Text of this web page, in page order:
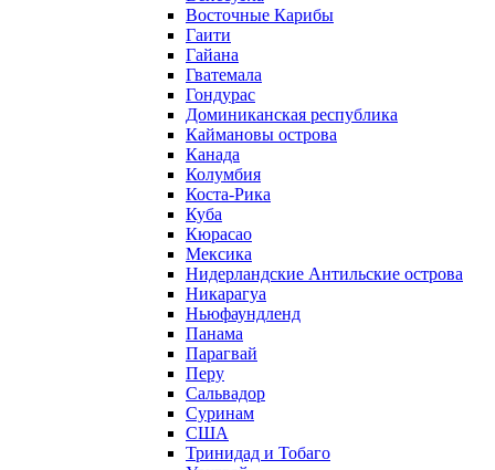
Восточные Карибы
Гаити
Гайана
Гватемала
Гондурас
Доминиканская республика
Каймановы острова
Канада
Колумбия
Коста-Рика
Куба
Кюрасао
Мексика
Нидерландские Антильские острова
Никарагуа
Ньюфаундленд
Панама
Парагвай
Перу
Сальвадор
Суринам
США
Тринидад и Тобаго